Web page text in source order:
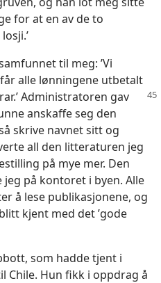
for at en av de to
til meg: ’Vi
alle lønningene utbetalt
Administratoren gav
anskaffe seg den
skrive navnet sitt og
all den litteraturen jeg
på mye mer. Den
på kontoret i byen. Alle
å lese publikasjonene, og
kjent med det ’gode
som hadde tjent i
Chile. Hun fikk i oppdrag å